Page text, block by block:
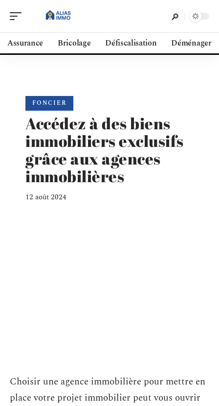
Assurance Bricolage Défiscalisation Déménager
FONCIER
Accédez à des biens
immobiliers exclusifs
grâce aux agences
immobilières
12 août 2024
Choisir une agence immobilière pour mettre en
place votre projet immobilier peut vous ouvrir